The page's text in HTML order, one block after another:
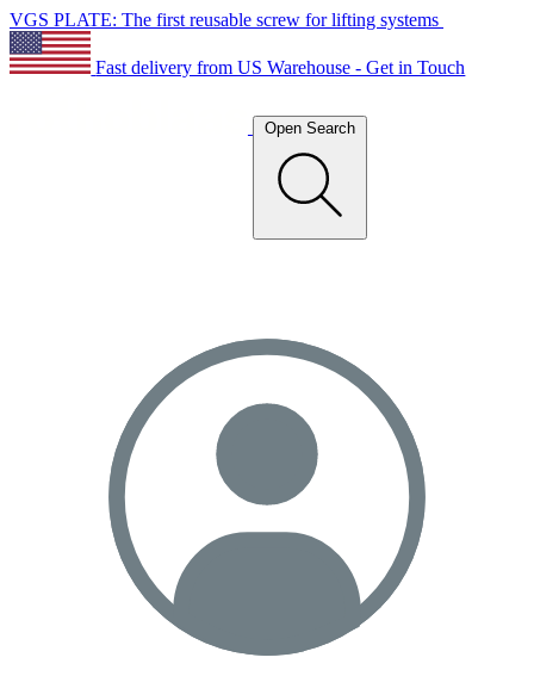
VGS PLATE: The first reusable screw for lifting systems
Fast delivery from US Warehouse - Get in Touch
Open Search